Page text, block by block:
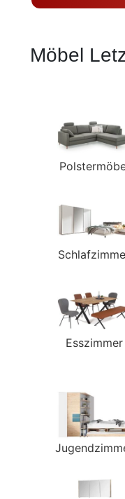
Möbel
Esszimmer
Finanzierung
Markenwelt